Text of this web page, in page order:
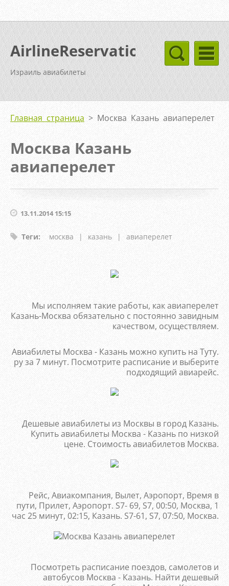
AirlineReservation
Израиль авиабилеты
Главная страница > Москва Казань авиаперелет
Москва Казань
авиаперелет
13.11.2014 15:15
Теги: москва | казань | авиаперелет
Мы исполняем такие работы, как авиаперелет
Казань-Москва обязательно с постоянно завидным
качеством, осуществляем.
Авиабилеты Москва - Казань можно купить на Туту.
ру за 7 минут. Посмотрите расписание и выберите
подходящий авиарейс.
Дешевые авиабилеты из Москвы в город Казань.
Купить авиабилеты Москва - Казань по низкой
цене. Стоимость авиабилетов Москва.
Рейс, Авиакомпания, Вылет, Аэропорт, Время в
пути, Прилет, Аэропорт. S7- 69, S7, 00:50, Москва, 1
час 25 минут, 02:15, Казань. S7-61, S7, 07:50, Москва.
Посмотреть расписание поездов, самолетов и
автобусов Москва - Казань. Найти дешевый